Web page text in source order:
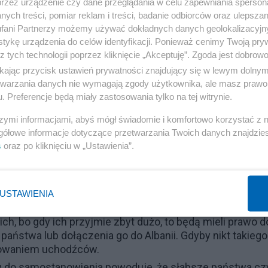
poprzez działania sprzeczne z prawem
obszar anarchii, bezpaństwowy i wolno każdemu
narzucić tam jakieś swoje prawa. I wolno różnym
do prawa mieszkania w nie swoim mieszkaniu na
nie ma prawa żądania własności czy użytkowania
mieszka i nie ma się gdzie przeprowadzić. Takie
obniża koniunkturę na obrót i budowę mieszkań i na
z mieszkaniami. Ludzie boją się
do suwerenności jeśli mieszka w państwie, w którym
czasie wojny między USA a Jugosławią (Serbią)
bo gdy ich przyjmie zbyt dużo, to będą mieli prawo
lub dołączenia go do Albanii. Gdyby nikt takiego
uchodźców.
treści, pomiar reklam i treści, badanie odbiorców oraz
Partnerzy możemy używać dokładnych danych
urządzenia do celów identyfikacji. Ponieważ cenimy Twoją
tych technologii poprzez kliknięcie „Akceptuję”. Zgoda jest
przycisk ustawień prywatności znajdujący się w lewym
danych nie wymagają zgody użytkownika, ale masz
Preferencje będą miały zastosowania tylko na tej witrynie.
informacjami, abyś mógł świadomie i komfortowo korzystać z
informacje dotyczące przetwarzania Twoich danych
oraz po kliknięciu w „Ustawienia”.
USTAWIENIA